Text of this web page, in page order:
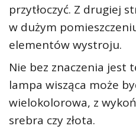
przytłoczyć. Z drugiej
w dużym
elementów wystroju.
Nie bez znaczenia jest
lampa wisząca może
wielokolorowa, z
srebra czy złota.